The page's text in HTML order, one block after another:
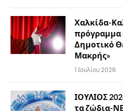
Χαλκίδα-
Δημοτικό
Μακρής»
1 Ιουλίου 2026
ΙΟΥΛΙΟΣ
τα ζώδια-